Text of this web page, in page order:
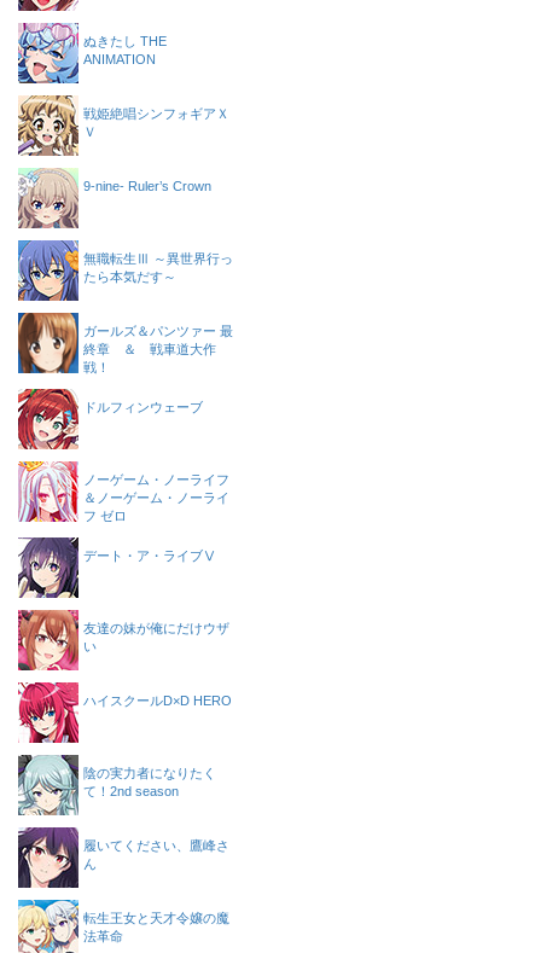
ぬきたし THE
ANIMATION
戦姫絶唱シンフォギアＸ
Ｖ
9-nine- Ruler’s Crown
無職転生Ⅲ ～異世界行っ
たら本気だす～
ガールズ＆パンツァー 最
終章 ＆ 戦車道大作
戦！
ドルフィンウェーブ
ノーゲーム・ノーライフ
＆ノーゲーム・ノーライ
フ ゼロ
デート・ア・ライブⅤ
友達の妹が俺にだけウザ
い
ハイスクールD×D HERO
陰の実力者になりたく
て！2nd season
履いてください、鷹峰さ
ん
転生王女と天才令嬢の魔
法革命